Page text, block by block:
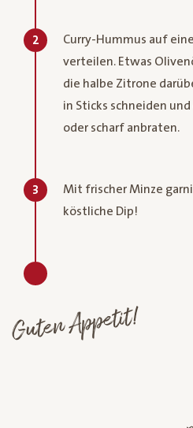
2
Curry-Hummus auf
verteilen. Etwas
die halbe Zitrone
in Sticks schneiden
oder scharf anbraten.
3
Mit frischer Minze
köstliche Dip!
Guten Appetit!